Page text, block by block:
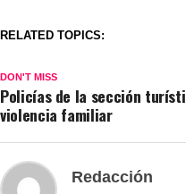
RELATED TOPICS:
DON'T MISS
Policías de la sección
violencia familiar
Redacción